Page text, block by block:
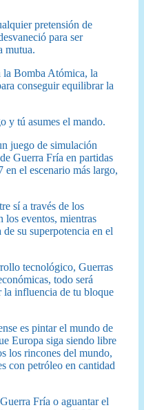
pretensión de
para ser
mutua.
la Bomba Atómica, la
conseguir equilibrar la
y tú asumes el mando.
juego de simulación
Guerra Fría en partidas
en el escenario más largo,
sí a través de los
los eventos, mientras
su superpotencia en el
tecnológico, Guerras
todo será
la influencia de tu bloque
es pintar el mundo de
Europa siga siendo libre
los rincones del mundo,
con petróleo en cantidad
Fría o aguantar el